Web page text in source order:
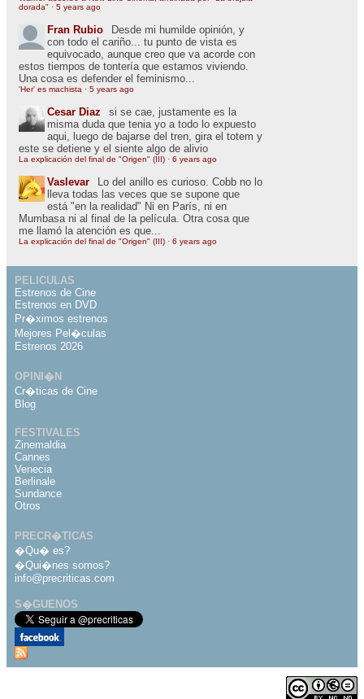
dorada" · 5 years ago
Fran Rubio
Desde mi humilde opinión, y
con todo el cariño... tu punto de vista es
equivocado, aunque creo que va acorde con
estos tiempos de tontería que estamos viviendo.
Una cosa es defender el feminismo...
'Her' es machista · 5 years ago
Cesar Diaz
si se cae, justamente es la
misma duda que tenia yo a todo lo expuesto
aqui, luego de bajarse del tren, gira el totem y
este se detiene y el siente algo de alivio
La explicación del final de "Origen" (III) · 6 years ago
Vaslevar
Lo del anillo es curioso. Cobb no lo
lleva todas las veces que se supone que
está "en la realidad" Ni en París, ni en
Mumbasa ni al final de la película. Otra cosa que
me llamó la atención es que...
La explicación del final de "Origen" (III) · 6 years ago
PELICULAS
Estrenos de Cine
Estrenos en DVD
Pr�ximos estrenos
Mejores Pel�culas
Estrenos 2026
OPINI�N
Cr�ticas de Cine
Blog
FESTIVALES
Zinemaldia
Cannes
Venecia
Berlinale
Sundance
Otros
PRECR�TICAS
�Qu� es?
�Qui�nes somos?
info@precriticas.com
S�GUENOS